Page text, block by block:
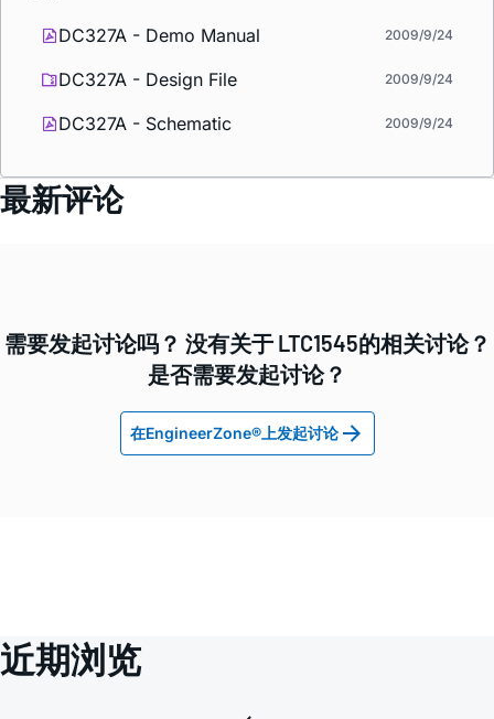
DC327A - Demo Manual 2009/9/24
DC327A - Design File 2009/9/24
DC327A - Schematic 2009/9/24
最新评论
需要发起讨论吗？ 没有关于 LTC1545的相关讨论？
是否需要发起讨论？
在EngineerZone®上发起讨论
近期浏览